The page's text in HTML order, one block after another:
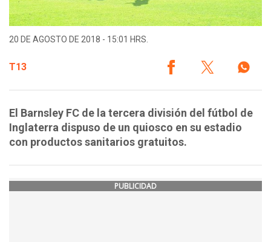
20 DE AGOSTO DE 2018 - 15:01 HRS.
T13
El Barnsley FC de la tercera división del fútbol de
Inglaterra dispuso de un quiosco en su estadio
con productos sanitarios gratuitos.
PUBLICIDAD